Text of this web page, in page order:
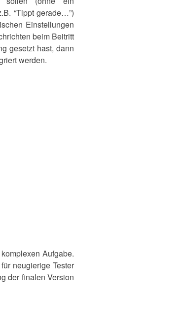
“Tippt gerade…”)
Einstellungen
beim Beitritt
gesetzt hast, dann
werden.
Aufgabe.
neugierige Tester
der finalen Version